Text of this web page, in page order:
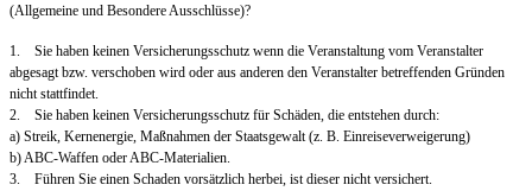
(Allgemeine und Besondere Ausschlüsse)?
1. Sie haben keinen Versicherungsschutz wenn die Veranstaltung vom Veranstalter
abgesagt bzw. verschoben wird oder aus anderen den Veranstalter betreffenden Gründen
nicht stattfindet.
2. Sie haben keinen Versicherungsschutz für Schäden, die entstehen durch:
a) Streik, Kernenergie, Maßnahmen der Staatsgewalt (z. B. Einreiseverweigerung)
b) ABC-Waffen oder ABC-Materialien.
3. Führen Sie einen Schaden vorsätzlich herbei, ist dieser nicht versichert.